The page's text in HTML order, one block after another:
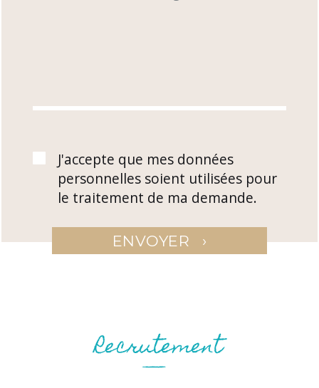
J'accepte que mes données
personnelles soient utilisées pour
le traitement de ma demande.
ENVOYER ›